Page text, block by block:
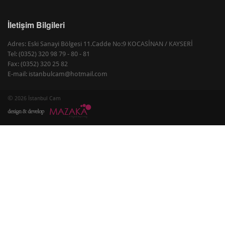
İletişim Bilgileri
Adres: Eski Sanayi Bölgesi 11.Cadde No:9 KOCASİNAN / KAYSERİ
Tel: (0352) 320 98 79 - 80 - 81
Fax: (0352) 320 25 82
E-mail: istanbulcam@hotmail.com
© 2026 İstanbul Cam